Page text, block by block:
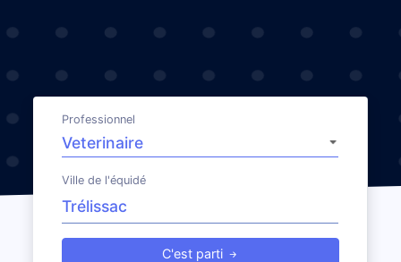
Professionnel
Ville de l'équidé
C'est parti